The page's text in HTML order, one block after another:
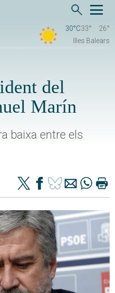
30°C33°
26°
Illes Balears
del
Marín
baixa entre els